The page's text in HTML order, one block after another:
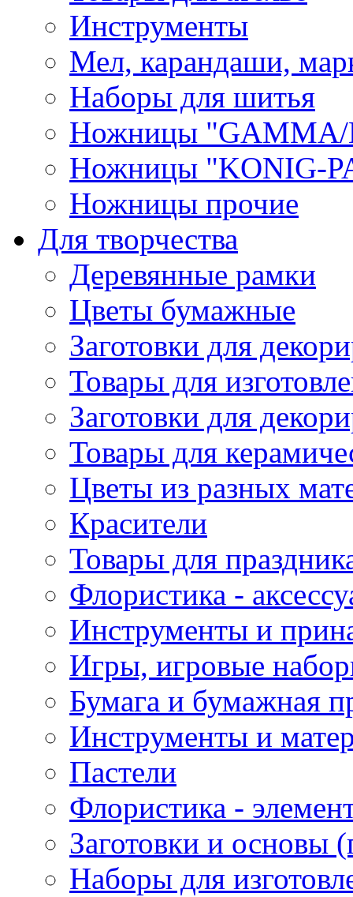
Инструменты
Мел, карандаши,
Наборы для шитья
Ножницы "GAMMA/
Ножницы "KONIG-
Ножницы прочие
Для творчества
Деревянные рамки
Цветы бумажные
Заготовки для
Товары для
Заготовки для
Товары для
Цветы из разных
Красители
Товары для
Флористика -
Инструменты и
Игры, игровые
Бумага и бумажная
Инструменты и
Пастели
Флористика -
Заготовки и основы
Наборы для